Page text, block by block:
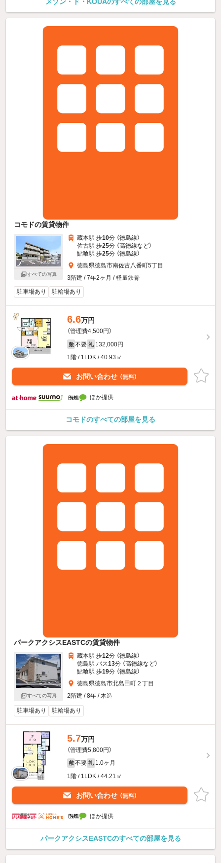
メゾン・ド・KOUAのすべての部屋を見る
コモドの賃貸物件
すべての写真
蔵本駅 歩10分 （徳島線）
佐古駅 歩25分 （高徳線など）
鮎喰駅 歩25分 （徳島線）
徳島県徳島市南佐古八番町5丁目
3階建 / 7年2ヶ月 / 軽量鉄骨
駐車場あり
駐輪場あり
6.6万円
（管理費4,500円）
敷 不要 礼 132,000円
1階 / 1LDK / 40.93㎡
お問い合わせ （無料）
ほか提供
コモドのすべての部屋を見る
パークアクシスEASTCの賃貸物件
すべての写真
蔵本駅 歩12分 （徳島線）
徳島駅 バス13分 （高徳線など）
鮎喰駅 歩19分 （徳島線）
徳島県徳島市北島田町２丁目
2階建 / 8年 / 木造
駐車場あり 駐輪場あり
5.7万円
（管理費5,800円）
敷 不要 礼 1.0ヶ月
1階 / 1LDK / 44.21㎡
お問い合わせ （無料）
ほか提供
パークアクシスEASTCのすべての部屋を見る